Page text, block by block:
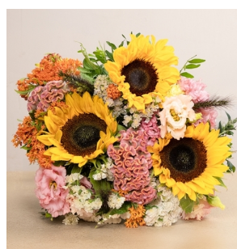
'Tropical Amazone' et 'Wild Calypso', connues
pour leur tenue en vase, leurs teintes
incroyables et le parfait épanouissement de
leurs boutons.
Une explosion de couleurs dans un bouquet de
roses fraîches !
Il contient :
- Un mélange harmonieux de roses roses,
rouges, jaunes et orange
- Quelques feuillages pour structurer
À offrir pour :